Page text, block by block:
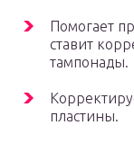
Помогает
ставит
тампонады.
пластины.